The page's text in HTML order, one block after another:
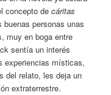
concepto decáritas
personas unas
muy en boga entre
sentía un interés
experiencias místicas,
del relato, les deja un
extraterrestre.